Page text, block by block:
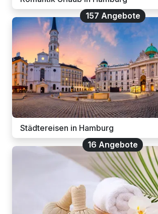
157 Angebote
Städtereisen in Hamburg
16 Angebote